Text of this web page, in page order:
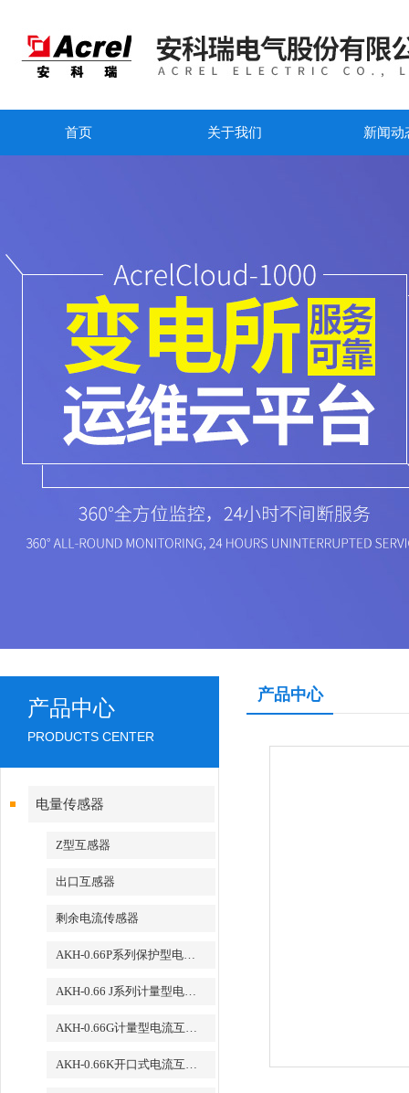
首页 关于我们 新闻动
产品中心
PRODUCTS CENTER
电量传感器
Z型互感器
出口互感器
剩余电流传感器
AKH-0.66P系列保护型电流互感器
AKH-0.66 J系列计量型电流互感器
AKH-0.66G计量型电流互感器
AKH-0.66K开口式电流互感器
产品中心